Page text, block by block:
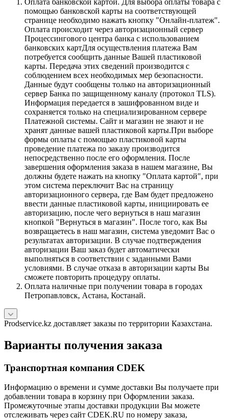
помощью банковской карты на соответствующей
странице необходимо нажать кнопку "Онлайн-платеж".
Оплата происходит через авторизационный сервер
Процессингового центра банка с использованием
банковских картДля осуществления платежа Вам
потребуется сообщить данные Вашей пластиковой
карты. Передача этих сведений производится с
соблюдением всех необходимых мер безопасности.
Данные будут сообщены только на авторизационный
сервер Банка по защищенному каналу (протокол TLS).
Информация передается в зашифрованном виде и
сохраняется только на специализированном сервере
Платежной системы. Сайт и магазин не знают и не
хранят данные вашей пластиковой карты.При выборе
формы оплаты с помощью пластиковой карты
проведение платежа по заказу производится
непосредственно после его оформления. После
завершения оформления заказа в нашем магазине, Вы
должны будете нажать на кнопку "Оплата картой", при
этом система переключит Вас на страницу
авторизационного сервера, где Вам будет предложено
ввести данные пластиковой карты, инициировать ее
авторизацию, после чего вернуться в наш магазин
кнопкой "Вернуться в магазин". После того, как Вы
возвращаетесь в наш магазин, система уведомит Вас о
результатах авторизации. В случае подтверждения
авторизации Ваш заказ будет автоматически
выполняться в соответствии с заданными Вами
условиями. В случае отказа в авторизации карты Вы
сможете повторить процедуру оплаты.
Оплата наличные при получении товара в городах
Петропавловск, Астана, Костанай.
Prodservice.kz доставляет заказы по территории Казахстана.
Варианты получения заказа
Транспортная компания CDEK
Информацию о времени и сумме доставки Вы получаете при
добавлении товара в корзину при Оформлении заказа.
Промежуточные этапы доставки продукции Вы можете
отслеживать через сайт CDEK.RU по номеру заказа,